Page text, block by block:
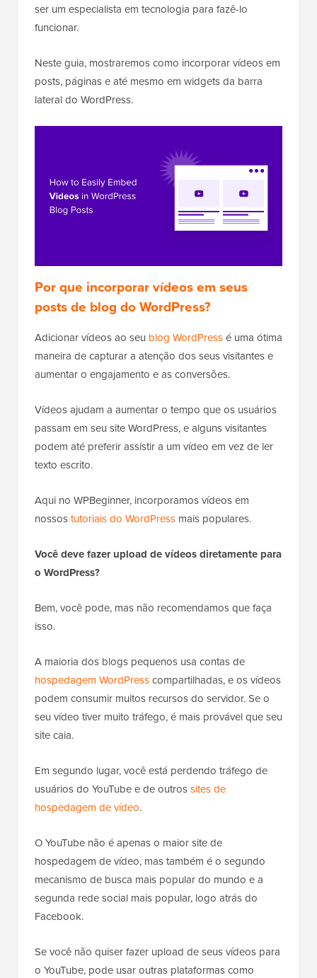
ser um especialista em tecnologia para fazê-lo
funcionar.
Neste guia, mostraremos como incorporar vídeos em
posts, páginas e até mesmo em widgets da barra
lateral do WordPress.
Por que incorporar vídeos em seus
posts de blog do WordPress?
Adicionar vídeos ao seu blog WordPressé uma ótima
maneira de capturar a atenção dos seus visitantes e
aumentar o engajamento e as conversões.
Vídeos ajudam a aumentar o tempo que os usuários
passam em seu site WordPress, e alguns visitantes
podem até preferir assistir a um vídeo em vez de ler
texto escrito.
Aqui no WPBeginner, incorporamos vídeos em
nossostutoriais do WordPress mais populares.
Você deve fazer upload de vídeos diretamente para
o WordPress?
Bem, você pode, mas não recomendamos que faça
isso.
A maioria dos blogs pequenos usa contas de
hospedagem WordPresscompartilhadas, e os vídeos
podem consumir muitos recursos do servidor. Se o
seu vídeo tiver muito tráfego, é mais provável que seu
site caia.
Em segundo lugar, você está perdendo tráfego de
usuários do YouTube e de outrossites de
hospedagem de vídeo.
O YouTube não é apenas o maior site de
hospedagem de vídeo, mas também é o segundo
mecanismo de busca mais popular do mundo e a
segunda rede social mais popular, logo atrás do
Facebook.
Se você não quiser fazer upload de seus vídeos para
o YouTube, pode usar outras plataformas como